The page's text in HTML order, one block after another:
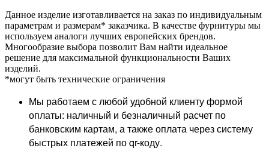
Данное изделие изготавливается на заказ по индивидуальным
параметрам и размерам* заказчика. В качестве фурнитуры мы
используем аналоги лучших европейских брендов.
Многообразие выбора позволит Вам найти идеальное
решение для максимальной функциональности Ваших
изделий.
*могут быть технические ограничения
Мы работаем с любой удобной клиенту формой
оплаты: наличный и безналичный расчет по
банковским картам, а также оплата через систему
быстрых платежей по qr-коду.